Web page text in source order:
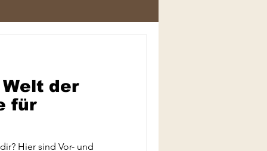
der
für
bei Katies
Hier sind Vor- und